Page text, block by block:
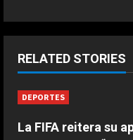
i
u
e
R
RELATED STORIES
DEPORTES
La FIFA reitera su
La